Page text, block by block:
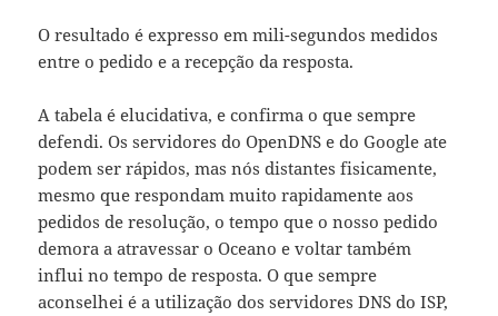
O resultado é expresso em mili-segundos medidos
entre o pedido e a recepção da resposta.
A tabela é elucidativa, e confirma o que sempre
defendi. Os servidores do OpenDNS e do Google ate
podem ser rápidos, mas nós distantes fisicamente,
mesmo que respondam muito rapidamente aos
pedidos de resolução, o tempo que o nosso pedido
demora a atravessar o Oceano e voltar também
influi no tempo de resposta. O que sempre
aconselhei é a utilização dos servidores DNS do ISP,